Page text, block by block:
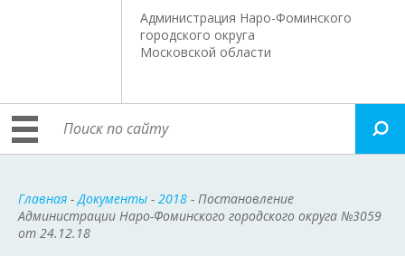
Администрация Наро-Фоминского
городского округа
Московской области
Главная -Документы - 2018 - Постановление
Администрации Наро-Фоминского городского округа №3059
от 24.12.18